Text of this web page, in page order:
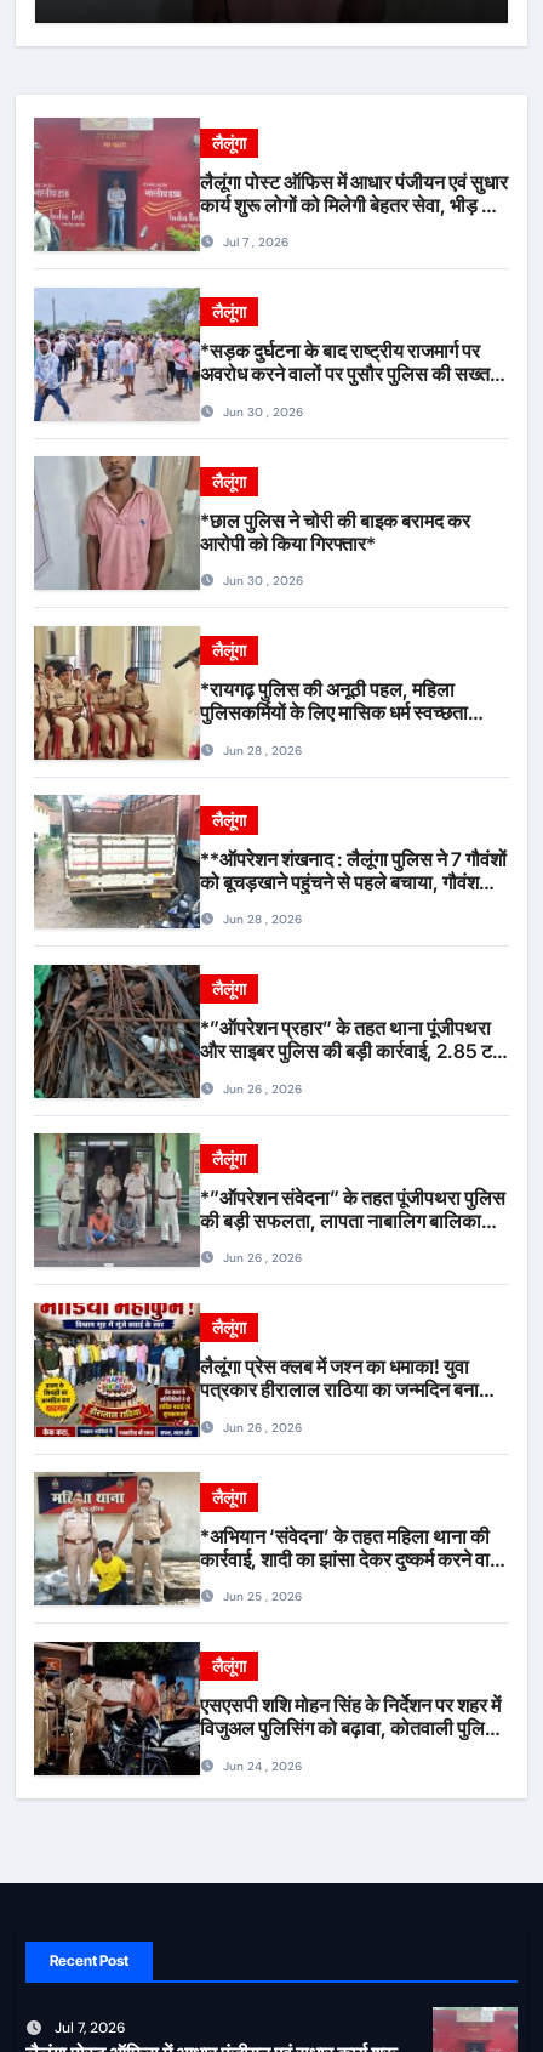
लैलूंगा
लैलूंगा पोस्ट ऑफिस में आधार पंजीयन एवं सुधार
कार्य शुरू लोगों को मिलेगी बेहतर सेवा, भीड़ से
Jul 7 , 2026
लैलूंगा
*सड़क दुर्घटना के बाद राष्ट्रीय राजमार्ग पर
अवरोध करने वालों पर पुसौर पुलिस की सख्त
Jun 30 , 2026
लैलूंगा
*छाल पुलिस ने चोरी की बाइक बरामद कर
आरोपी को किया गिरफ्तार*
Jun 30 , 2026
लैलूंगा
*रायगढ़ पुलिस की अनूठी पहल, महिला
पुलिसकर्मियों के लिए मासिक धर्म स्वच्छता
Jun 28 , 2026
लैलूंगा
**ऑपरेशन शंखनाद : लैलूंगा पुलिस ने 7 गौवंशों
को बूचड़खाने पहुंचने से पहले बचाया, गौवंश
Jun 28 , 2026
लैलूंगा
*”ऑपरेशन प्रहार” के तहत थाना पूंजीपथरा
और साइबर पुलिस की बड़ी कार्रवाई, 2.85 टन
Jun 26 , 2026
लैलूंगा
*”ऑपरेशन संवेदना” के तहत पूंजीपथरा पुलिस
की बड़ी सफलता, लापता नाबालिग बालिका
गिरफ्तार*
Jun 26 , 2026
लैलूंगा
लैलूंगा प्रेस क्लब में जश्न का धमाका! युवा
पत्रकार हीरालाल राठिया का जन्मदिन बना
स्वरJun 26 , 2026
लैलूंगा
*अभियान ‘संवेदना’ के तहत महिला थाना की
कार्रवाई, शादी का झांसा देकर दुष्कर्म करने वाला
Jun 25 , 2026
लैलूंगा
एसएसपी शशि मोहन सिंह के निर्देशन पर शहर में
विजुअल पुलिसिंग को बढ़ावा, कोतवाली पुलिस
Jun 24 , 2026
Recent Post
Jul 7, 2026